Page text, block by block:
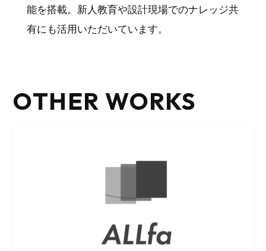
能を搭載。新人教育や設計現場でのナレッジ共
有にも活用いただいています。
OTHER WORKS